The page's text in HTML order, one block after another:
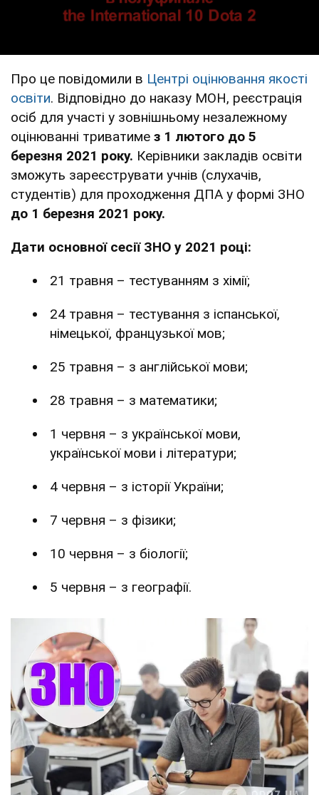
Про це повідомили в Центрі оцінювання якості
освіти. Відповідно до наказу МОН, реєстрація
осіб для участі у зовнішньому незалежному
оцінюванні триватиме з 1 лютого до 5
березня 2021 року. Керівники закладів освіти
зможуть зареєструвати учнів (слухачів,
студентів) для проходження ДПА у формі ЗНО
до 1 березня 2021 року.
Дати основної сесії ЗНО у 2021 році:
21 травня – тестуванням з хімії;
24 травня – тестування з іспанської,
німецької, французької мов;
25 травня – з англійської мови;
28 травня – з математики;
1 червня – з української мови,
української мови і літератури;
4 червня – з історії України;
7 червня – з фізики;
10 червня – з біології;
5 червня – з географії.